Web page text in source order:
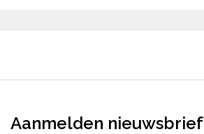
Aanmelden nieuwsbrief